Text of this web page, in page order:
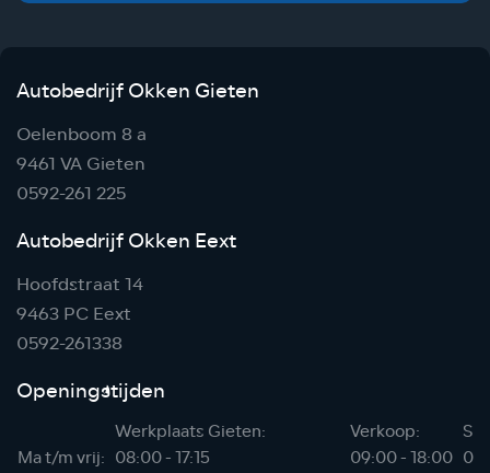
Autobedrijf Okken Gieten
Oelenboom 8 a
9461 VA Gieten
0592-261 225
Autobedrijf Okken Eext
Hoofdstraat 14
9463 PC Eext
0592-261338
Openingstijden
Werkplaats Gieten: Verkoop:
Ma t/m vrij: 08:00 - 17:15 09:00 - 18:00